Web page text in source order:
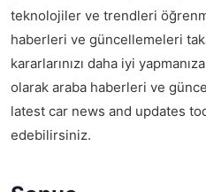
teknolojiler ve trendleri
haberleri ve güncellemeleri
kararlarınızı daha iyi
olarak araba haberleri ve
latest car news and updates
edebilirsiniz.